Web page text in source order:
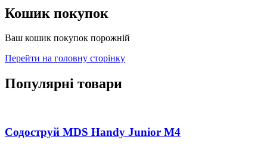
Кошик покупок
Ваш кошик покупок порожній
Перейти на головну сторінку
Популярні товари
Содоструй MDS Handy Junior M4